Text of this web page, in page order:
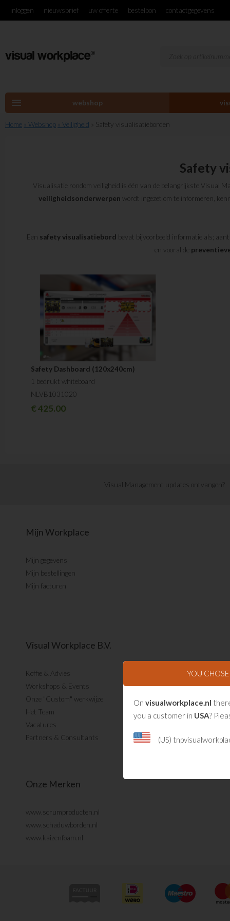
inloggen nieuwsbrief uw offerte bestelbon contactgegevens
menu webshop
Home » Webshop » Veiligheid » Safety visualisatieborden
Safety
Visualisatie rondom veiligheid is één van de belangrijkste Visual
veiligheidsonderwerpen wordt ingezet om te informeren,
Een safety visualisatiebord bevat bijvoorbeeld informatie als;
en vooral de
Safety Dashboard (120x240cm)
1 bedrukt whiteboard
NLVB1031020
€425.00
Visual Management updates ontvangen?
Mijn Workplace
Mijn gegevens
Mijn bestellingen
Mijn facturen
Visual Workplace B.V.
Koffie & Advies
Workshops & Events
Onze "Custom" werkwijze
Het Team
Vacatures
Partners & Consultants
Onze Merken
www.scrumproducten.nl
www.schaduwborden.nl
www.kaizenfoam.nl
YOU CHOSE
On visualworkplace.nl
you a customer in USA?
(US)